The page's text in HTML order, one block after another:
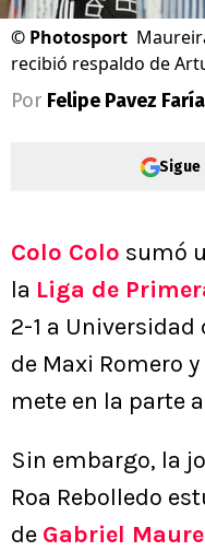
© Photosport
recibió respaldo de
Por Felipe Pavez
Sigue
Colo Colo sumó
la Liga de
2-1 a Universidad
de Maxi Romero
mete en la parte
Sin embargo, la
Roa Rebolledo
de Gabriel